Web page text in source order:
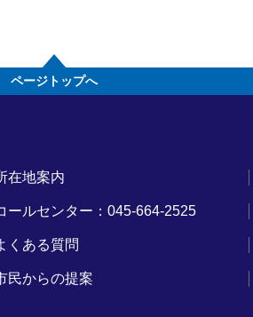
ページトップへ
在地案内
ールセンター：045-664-2525
くある質問
民からの提案